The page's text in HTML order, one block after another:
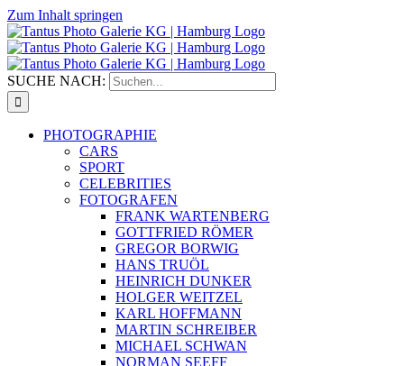
Zum Inhalt springen
SUCHE NACH:
PHOTOGRAPHIE
CARS
SPORT
CELEBRITIES
FOTOGRAFEN
FRANK WARTENBERG
GOTTFRIED RÖMER
GREGOR BORWIG
HANS TRUÖL
HEINRICH DUNKER
HOLGER WEITZEL
KARL HOFFMANN
MARTIN SCHREIBER
MICHAEL SCHWAN
NORMAN SEEFF